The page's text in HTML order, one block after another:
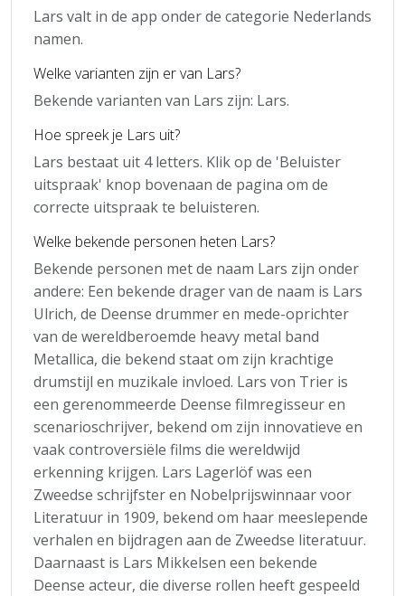
Lars valt in de app onder de categorie Nederlands
namen.
Welke varianten zijn er van Lars?
Bekende varianten van Lars zijn: Lars.
Hoe spreek je Lars uit?
Lars bestaat uit 4 letters. Klik op de 'Beluister
uitspraak' knop bovenaan de pagina om de
correcte uitspraak te beluisteren.
Welke bekende personen heten Lars?
Bekende personen met de naam Lars zijn onder
andere: Een bekende drager van de naam is Lars
Ulrich, de Deense drummer en mede-oprichter
van de wereldberoemde heavy metal band
Metallica, die bekend staat om zijn krachtige
drumstijl en muzikale invloed. Lars von Trier is
een gerenommeerde Deense filmregisseur en
scenarioschrijver, bekend om zijn innovatieve en
vaak controversiële films die wereldwijd
erkenning krijgen. Lars Lagerlöf was een
Zweedse schrijfster en Nobelprijswinnaar voor
Literatuur in 1909, bekend om haar meeslepende
verhalen en bijdragen aan de Zweedse literatuur.
Daarnaast is Lars Mikkelsen een bekende
Deense acteur, die diverse rollen heeft gespeeld